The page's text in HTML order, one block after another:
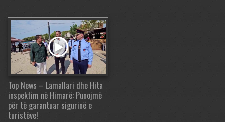
Top News – Lamallari dhe Hita
inspektim në Himarë: Punojmë
për të garantuar sigurinë e
turistëve!